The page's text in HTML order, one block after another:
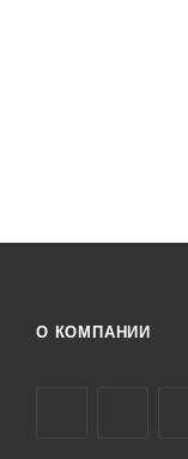
О КОМПАНИИ